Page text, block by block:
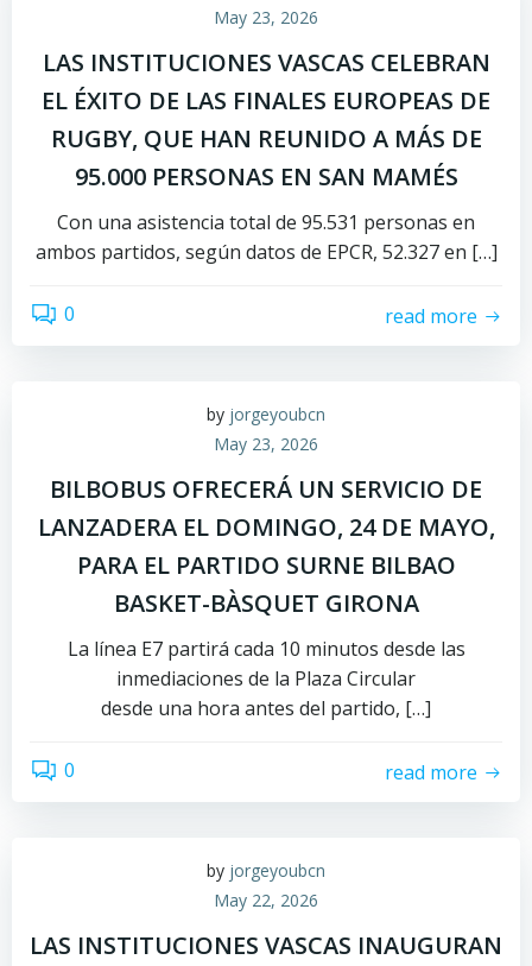
May 23, 2026
LAS INSTITUCIONES VASCAS CELEBRAN
EL ÉXITO DE LAS FINALES EUROPEAS DE
RUGBY, QUE HAN REUNIDO A MÁS DE
95.000 PERSONAS EN SAN MAMÉS
Con una asistencia total de 95.531 personas en
ambos partidos, según datos de EPCR, 52.327 en […]
0 read more
by jorgeyoubcn
May 23, 2026
BILBOBUS OFRECERÁ UN SERVICIO DE
LANZADERA EL DOMINGO, 24 DE MAYO,
PARA EL PARTIDO SURNE BILBAO
BASKET-BÀSQUET GIRONA
La línea E7 partirá cada 10 minutos desde las
inmediaciones de la Plaza Circular
desde una hora antes del partido, […]
0 read more
by jorgeyoubcn
May 22, 2026
LAS INSTITUCIONES VASCAS INAUGURAN